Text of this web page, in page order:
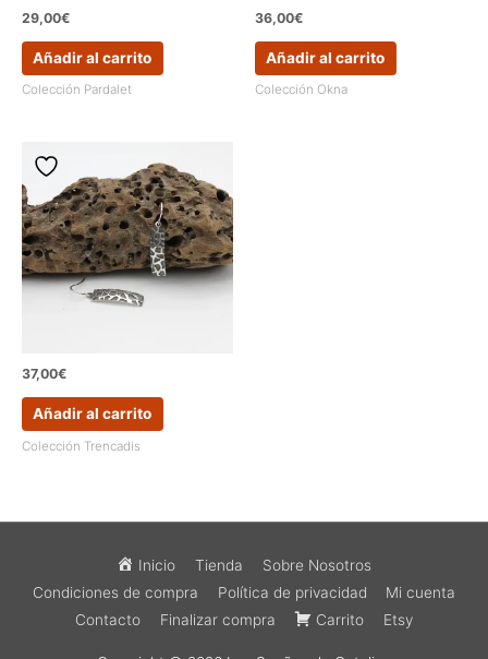
29,00€
Añadir al carrito
Colección Pardalet
36,00€
Añadir al carrito
Colección Okna
37,00€
Añadir al carrito
Colección Trencadis
Inicio Tienda
Sobre Nosotros
Condiciones de compra
Política de privacidad
Mi cuenta
Contacto
Finalizar compra Carrito Etsy